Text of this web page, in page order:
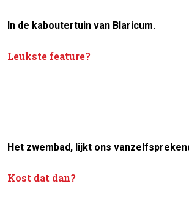
In de kaboutertuin van Blaricum.
Leukste feature?
Het zwembad, lijkt ons
Kost dat dan?